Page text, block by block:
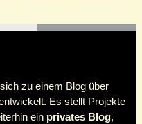
zu einem Blog über
Es stellt Projekte
ein privates Blog,